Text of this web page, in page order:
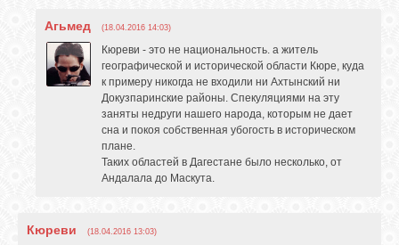
Агьмед (18.04.2016 14:03)
Кюреви - это не национальность. а житель
географической и исторической области Кюре, куда
к примеру никогда не входили ни Ахтынский ни
Докузпаринские районы. Спекуляциями на эту
заняты недруги нашего народа, которым не дает
сна и покоя собственная убогость в историческом
плане.
Таких областей в Дагестане было несколько, от
Андалала до Маскута.
Кюреви (18.04.2016 13:03)